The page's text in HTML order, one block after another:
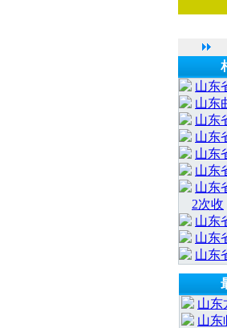
山东
山东
山东
山东
山东
山东
山东
2次收
山东
山东
山东
山东
山东